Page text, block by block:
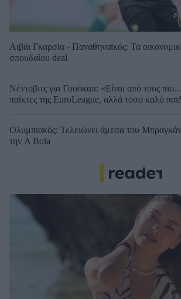
Λιβάι Γκαρσία - Παναθηναϊκός: Τα
σπουδαίου deal
Νέντοβιτς για Γουόκαπ: «Είναι από τους
παίκτες της EuroLeague, αλλά τόσο καλό
Ολυμπιακός: Τελειώνει άμεσα του
την A Bola